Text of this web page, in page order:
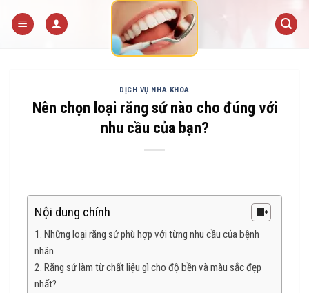
DỊCH VỤ NHA KHOA
Nên chọn loại răng sứ nào cho đúng với
nhu cầu của bạn?
Nội dung chính
Những loại răng sứ phù hợp với từng nhu cầu của bệnh
nhân
Răng sứ làm từ chất liệu gì cho độ bền và màu sắc đẹp
nhất?